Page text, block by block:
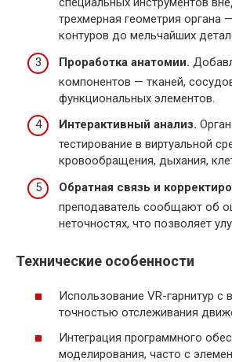
трехмерная геометрия органа
контуров до мельчайших
Проработка анатомии.
компонентов — тканей,
функциональных элементов.
Интерактивный анализ.
тестирование в виртуальной
кровообращения, дыхания,
Обратная связь и
преподаватель сообщают об
неточностях, что позволяет
Технические особенности
Использование VR-гарнитур с
точностью отслеживания
Интеграция программного
моделирования, часто с